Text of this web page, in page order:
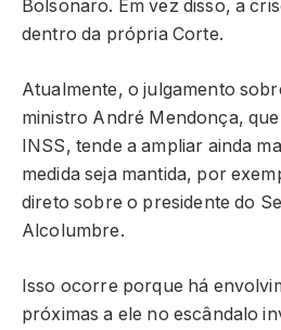
Bolsonaro. Em vez disso, a
dentro da própria Corte.
Atualmente, o julgamento
ministro André Mendonça,
INSS, tende a ampliar ainda
medida seja mantida, por
direto sobre o presidente do
Alcolumbre.
Isso ocorre porque há
próximas a ele no escândalo